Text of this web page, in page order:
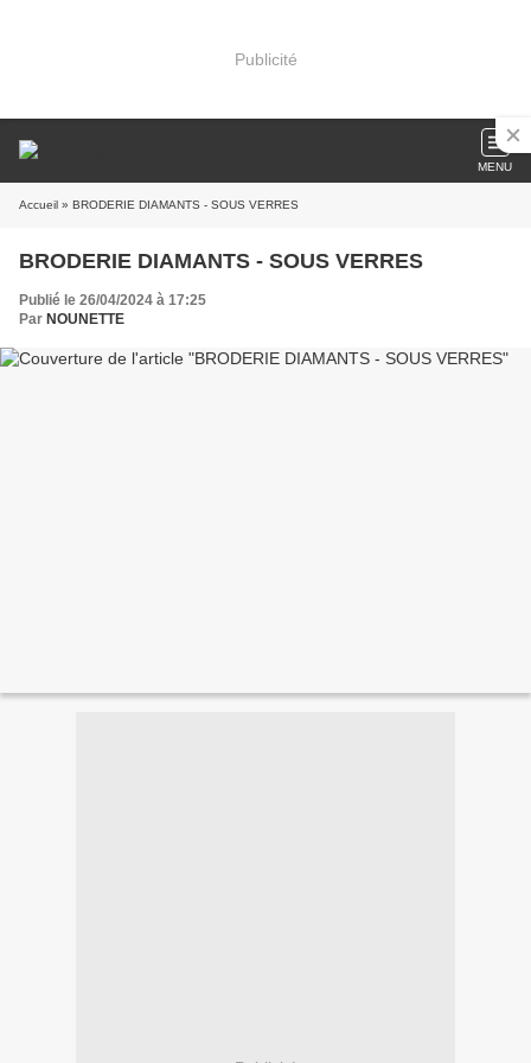
Publicité
MENU
Accueil » BRODERIE DIAMANTS - SOUS VERRES
BRODERIE DIAMANTS - SOUS VERRES
Publié le 26/04/2024 à 17:25
Par NOUNETTE